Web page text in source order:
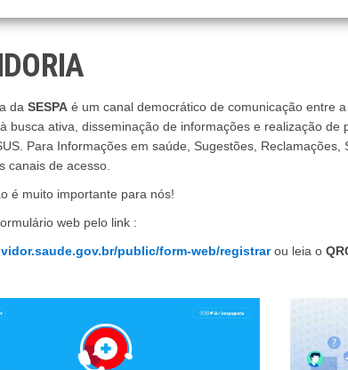
da SESPA é um canal democrático de comunicação entre
busca ativa, disseminação de informações e realização
Para Informações em saúde, Sugestões, Reclamações,
canais de acesso.
é muito importante para nós!
web pelo link :
public/form-web/registrar ou leia o